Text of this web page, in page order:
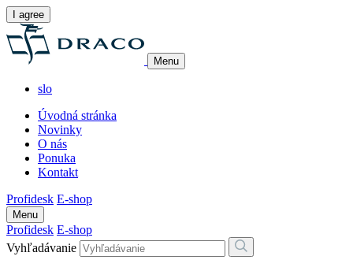
I agree
Menu
slo
Úvodná stránka
Novinky
O nás
Ponuka
Kontakt
Profidesk E-shop
Menu
Profidesk E-shop
Vyhľadávanie